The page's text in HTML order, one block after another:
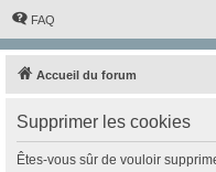
FAQ
Accueil du forum
Supprimer les cookies
Êtes-vous sûr de vouloir